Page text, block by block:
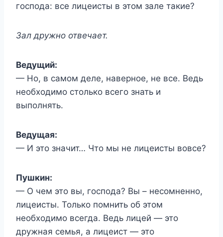
господа: все лицеисты в этом зале такие?
Зал дружно отвечает.
Ведущий:
— Но, в самом деле, наверное, не все. Ведь
необходимо столько всего знать и
выполнять.
Ведущая:
— И это значит… Что мы не лицеисты вовсе?
Пушкин:
— О чем это вы, господа? Вы – несомненно,
лицеисты. Только помнить об этом
необходимо всегда. Ведь лицей — это
дружная семья, а лицеист — это